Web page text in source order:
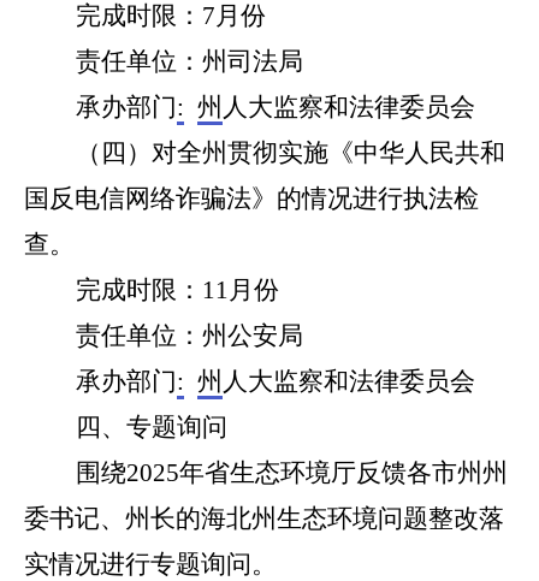
完成时限： 7月份
责任单位：州司法局
承办部门: 州 人大监察和法律委员会
（ 四 ）对全州贯彻实施《中华人民共和
国反电信网络诈骗法》的情况进行执法检
查。
完成时限： 11月份
责任单位：州公安局
承办部门: 州 人大监察和法律委员会
四、 专题询问
围绕2025年省生态环境厅反馈各市州州
委书记、州长的海北州生态环境问题整改落
实情况进行专题询问。